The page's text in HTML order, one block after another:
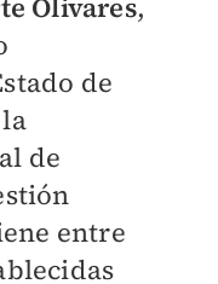
Olivares,
de
de
entre